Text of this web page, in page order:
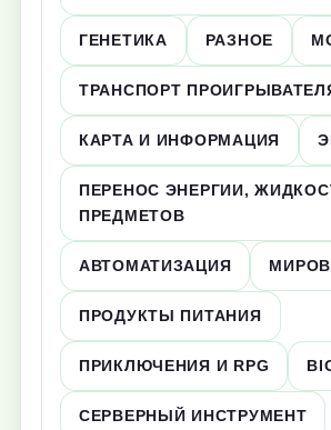
ГЕНЕТИКА РАЗНОЕ
ТРАНСПОРТ
КАРТА И ИНФОРМАЦИЯ
ПЕРЕНОС ЭНЕРГИИ,
ПРЕДМЕТОВ
АВТОМАТИЗАЦИЯ
ПРОДУКТЫ ПИТАНИЯ
ПРИКЛЮЧЕНИЯ И RPG
СЕРВЕРНЫЙ ИНСТРУМЕНТ